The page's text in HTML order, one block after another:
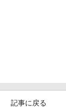
記事に戻る